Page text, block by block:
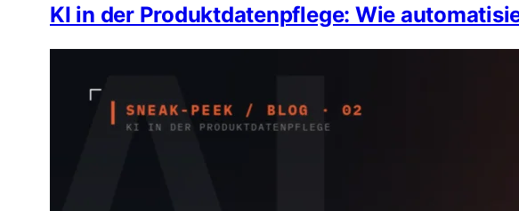
KI in der Produktdatenpflege: Wie